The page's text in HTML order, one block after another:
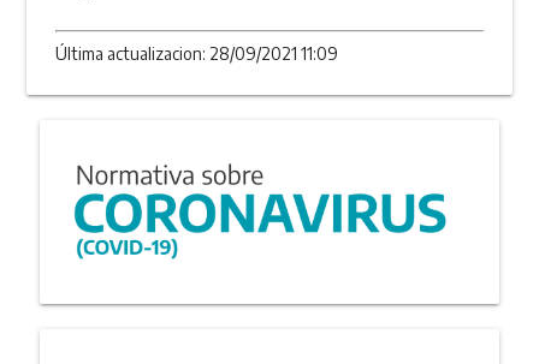
Última actualizacion: 28/09/2021 11:09